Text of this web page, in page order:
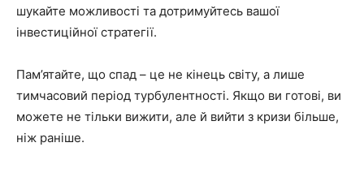
шукайте можливості та дотримуйтесь вашої
інвестиційної стратегії.
Пам’ятайте, що спад – це не кінець світу, а лише
тимчасовий період турбулентності. Якщо ви готові, ви
можете не тільки вижити, але й вийти з кризи більше,
ніж раніше.